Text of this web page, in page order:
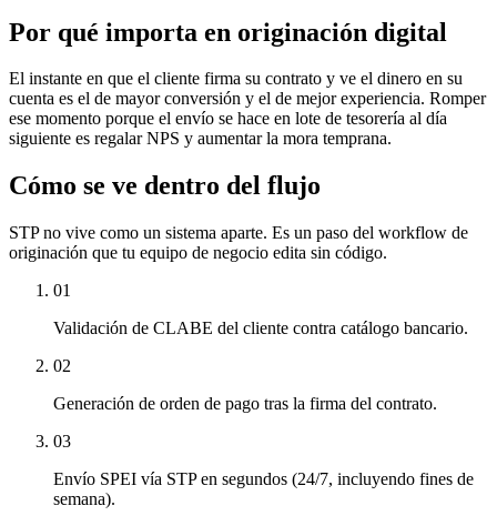
Por qué importa en originación digital
El instante en que el cliente firma su contrato y ve el dinero en su
cuenta es el de mayor conversión y el de mejor experiencia. Romper
ese momento porque el envío se hace en lote de tesorería al día
siguiente es regalar NPS y aumentar la mora temprana.
Cómo se ve dentro del flujo
STPno vive como un sistema aparte. Es un paso del workflow de
originación que tu equipo de negocio edita sin código.
01
Validación de CLABE del cliente contra catálogo bancario.
02
Generación de orden de pago tras la firma del contrato.
03
Envío SPEI vía STP en segundos (24/7, incluyendo fines de
semana).